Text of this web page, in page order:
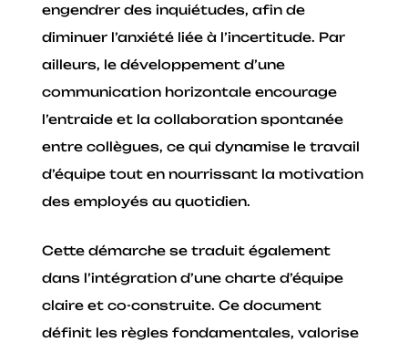
engendrer des inquiétudes, afin de
diminuer l’anxiété liée à l’incertitude. Par
ailleurs, le développement d’une
communication horizontale encourage
l’entraide et la collaboration spontanée
entre collègues, ce qui dynamise le travail
d’équipe tout en nourrissant la motivation
des employés au quotidien.
Cette démarche se traduit également
dans l’intégration d’une charte d’équipe
claire et co-construite. Ce document
définit les règles fondamentales, valorise